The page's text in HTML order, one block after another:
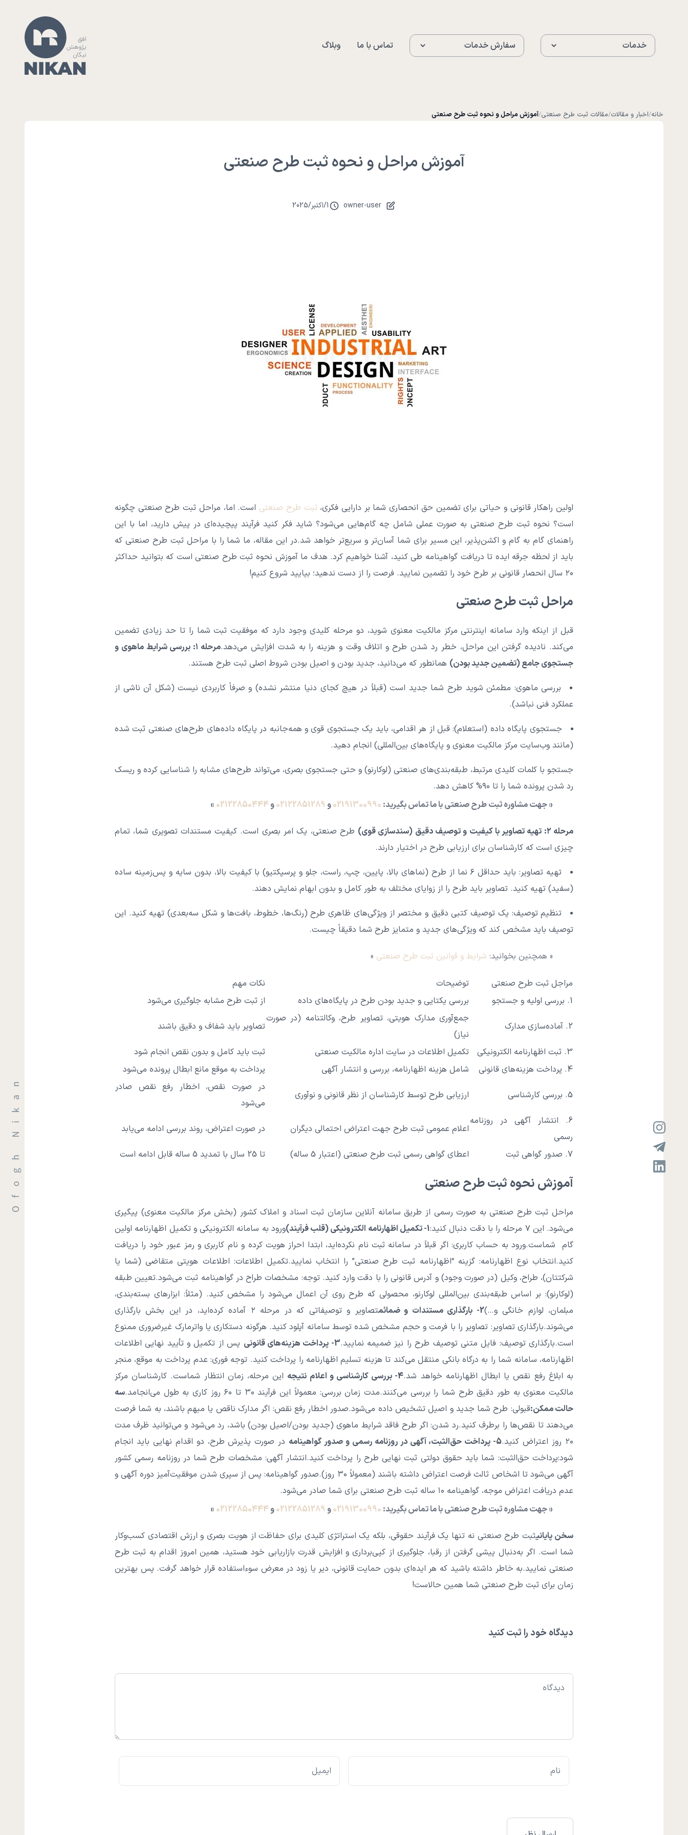
وبلاگ تماس با ما سفارش خدمات خدمات
خانه/اخبار و مقالات/مقالات ثبت طرح صنعتی/آموزش مراحل و نحوه ثبت طرح صنعتی
آموزش مراحل و نحوه ثبت طرح صنعتی
owner-user
1
/اکتبر/
2025
اولین راهکار قانونی و حیاتی برای تضمین حق انحصاری شما بر دارایی فکری، ثبت طرح صنعتی است. اما، مراحل ثبت طرح صنعتی چگونه
است؟ نحوه ثبت طرح صنعتی به صورت عملی شامل چه گام‌هایی می‌شود؟ شاید فکر کنید فرآیند پیچیده‌ای در پیش دارید، اما با این
راهنمای گام به گام و اکشن‌پذیر، این مسیر برای شما آسان‌تر و سریع‌تر خواهد شد.در این مقاله، ما شما را با مراحل ثبت طرح صنعتی که
باید از لحظه جرقه ایده تا دریافت گواهینامه طی کنید، آشنا خواهیم کرد. هدف ما آموزش نحوه ثبت طرح صنعتی است که بتوانید حداکثر
۲۰ سال انحصار قانونی بر طرح خود را تضمین نمایید. فرصت را از دست ندهید؛ بیایید شروع کنیم!
مراحل ثبت طرح صنعتی
قبل از اینکه وارد سامانه اینترنتی مرکز مالکیت معنوی شوید، دو مرحله کلیدی وجود دارد که موفقیت ثبت شما را تا حد زیادی تضمین
می‌کند. نادیده گرفتن این مراحل، خطر رد شدن طرح و اتلاف وقت و هزینه را به شدت افزایش می‌دهد.
مرحله ۱: بررسی شرایط ماهوی و
جستجوی جامع (تضمین جدید بودن) همانطور که می‌دانید، جدید بودن و اصیل بودن شروط اصلی ثبت طرح هستند.
بررسی ماهوی: مطمئن شوید طرح شما جدید است (قبلاً در هیچ کجای دنیا منتشر نشده) و صرفاً کاربردی نیست (شکل آن ناشی از
عملکرد فنی نباشد).
جستجوی پایگاه داده (استعلام): قبل از هر اقدامی، باید یک جستجوی قوی و همه‌جانبه در پایگاه داده‌های طرح‌های صنعتی ثبت شده
(مانند وب‌سایت مرکز مالکیت معنوی و پایگاه‌های بین‌المللی) انجام دهید.
جستجو با کلمات کلیدی مرتبط، طبقه‌بندی‌های صنعتی (لوکارنو) و حتی جستجوی بصری، می‌تواند طرح‌های مشابه را شناسایی کرده و ریسک
رد شدن پرونده شما را تا ۹۰% کاهش دهد.
« جهت مشاوره ثبت طرح صنعتی با ما تماس بگیرید: 02191300990و 02122851289و 02122850444
»
مرحله ۲: تهیه تصاویر با کیفیت و توصیف دقیق (سندسازی قوی)
طرح صنعتی، یک امر بصری است. کیفیت مستندات تصویری شما، تمام
چیزی است که کارشناسان برای ارزیابی طرح در اختیار دارند.
تهیه تصاویر: باید حداقل ۶ نما از طرح (نماهای بالا، پایین، چپ، راست، جلو و پرسپکتیو) با کیفیت بالا، بدون سایه و پس‌زمینه ساده
(سفید) تهیه کنید. تصاویر باید طرح را از زوایای مختلف به طور کامل و بدون ابهام نمایش دهند.
تنظیم توصیف: یک توصیف کتبی دقیق و مختصر از ویژگی‌های ظاهری طرح (رنگ‌ها، خطوط، بافت‌ها و شکل سه‌بعدی) تهیه کنید. این
توصیف باید مشخص کند که ویژگی‌های جدید و متمایز طرح شما دقیقاً چیست.
« همچنین بخوانید: شرایط و قوانین ثبت طرح صنعتی »
مراجل ثبت طرح صنعتی توضیحات
نکات مهم
1. بررسی اولیه و جستجو
بررسی یکتایی و جدید بودن طرح در پایگاه‌های داده از ثبت طرح مشابه جلوگیری می‌شود
2. آماده‌سازی مدارک
جمع‌آوری مدارک هویتی، تصاویر طرح، وکالتنامه (در صورت
نیاز)
تصاویر باید شفاف و دقیق باشند
3. ثبت اظهارنامه الکترونیکی تکمیل اطلاعات در سایت اداره مالکیت صنعتی
ثبت باید کامل و بدون نقص انجام شود
4. پرداخت هزینه‌های قانونی
شامل هزینه اظهارنامه، بررسی و انتشار آگهی پرداخت به موقع مانع ابطال پرونده می‌شود
5. بررسی کارشناسی ارزیابی طرح توسط کارشناسان از نظر قانونی و نوآوری
در صورت نقص، اخطار رفع نقص صادر
می‌شود
6. انتشار آگهی در روزنامه
رسمی
اعلام عمومی ثبت طرح جهت اعتراض احتمالی دیگران در صورت اعتراض، روند بررسی ادامه می‌یابد
7. صدور گواهی ثبت اعطای گواهی رسمی ثبت طرح صنعتی (اعتبار 5 ساله) تا 25 سال با تمدید 5 ساله قابل ادامه است
آموزش نحوه ثبت طرح صنعتی
مراحل ثبت طرح صنعتی به صورت رسمی از طریق سامانه آنلاین سازمان ثبت اسناد و املاک کشور (بخش مرکز مالکیت معنوی) پیگیری
می‌شود. این ۷ مرحله را با دقت دنبال کنید:
1- تکمیل اظهارنامه الکترونیکی (قلب فرآیند)
ورود به سامانه الکترونیکی و تکمیل اظهارنامه اولین
گام شماست.ورود به حساب کاربری: اگر قبلاً در سامانه ثبت نام نکرده‌اید، ابتدا احراز هویت کرده و نام کاربری و رمز عبور خود را دریافت
کنید.انتخاب نوع اظهارنامه: گزینه “اظهارنامه ثبت طرح صنعتی” را انتخاب نمایید.تکمیل اطلاعات: اطلاعات هویتی متقاضی (شما یا
شرکتتان)، طراح، وکیل (در صورت وجود) و آدرس قانونی را با دقت وارد کنید. توجه: مشخصات طراح در گواهینامه ثبت می‌شود.تعیین طبقه
(لوکارنو): بر اساس طبقه‌بندی بین‌المللی لوکارنو، محصولی که طرح روی آن اعمال می‌شود را مشخص کنید. (مثلاً: ابزارهای بسته‌بندی،
مبلمان، لوازم خانگی و…)2- بارگذاری مستندات و ضمائم
تصاویر و توصیفاتی که در مرحله ۲ آماده کرده‌اید، در این بخش بارگذاری
می‌شوند.بارگذاری تصاویر: تصاویر را با فرمت و حجم مشخص شده توسط سامانه آپلود کنید. هرگونه دستکاری یا واترمارک غیرضروری ممنوع
است.بارگذاری توصیف: فایل متنی توصیف طرح را نیز ضمیمه نمایید.3- پرداخت هزینه‌های قانونی
پس از تکمیل و تأیید نهایی اطلاعات
اظهارنامه، سامانه شما را به درگاه بانکی منتقل می‌کند تا هزینه تسلیم اظهارنامه را پرداخت کنید. توجه فوری: عدم پرداخت به موقع، منجر
به ابلاغ رفع نقص یا ابطال اظهارنامه خواهد شد.4- بررسی کارشناسی و اعلام نتیجه
این مرحله، زمان انتظار شماست. کارشناسان مرکز
مالکیت معنوی به طور دقیق طرح شما را بررسی می‌کنند.مدت زمان بررسی: معمولاً این فرآیند ۳۰ تا ۶۰ روز کاری به طول می‌انجامد.
سه
حالت ممکن:قبولی: طرح شما جدید و اصیل تشخیص داده می‌شود.صدور اخطار رفع نقص: اگر مدارک ناقص یا مبهم باشند، به شما فرصت
می‌دهند تا نقص‌ها را برطرف کنید.رد شدن: اگر طرح فاقد شرایط ماهوی (جدید بودن/اصیل بودن) باشد، رد می‌شود و می‌توانید ظرف مدت
۲۰ روز اعتراض کنید.
5- پرداخت حق‌الثبت، آگهی در روزنامه رسمی و صدور گواهینامه
در صورت پذیرش طرح، دو اقدام نهایی باید انجام
شود:پرداخت حق‌الثبت: شما باید حقوق دولتی ثبت نهایی طرح را پرداخت کنید.انتشار آگهی: مشخصات طرح شما در روزنامه رسمی کشور
آگهی می‌شود تا اشخاص ثالث فرصت اعتراض داشته باشند (معمولاً ۳۰ روز).صدور گواهینامه: پس از سپری شدن موفقیت‌آمیز دوره آگهی و
عدم دریافت اعتراض موجه، گواهینامه ۱۰ ساله ثبت طرح صنعتی برای شما صادر می‌شود.
« جهت مشاوره ثبت طرح صنعتی با ما تماس بگیرید: 02191300990و 02122851289و 02122850444
»
سخن پایانیثبت طرح صنعتی نه تنها یک فرآیند حقوقی، بلکه یک استراتژی کلیدی برای حفاظت از هویت بصری و ارزش اقتصادی کسب‌وکار
شما است. اگر به‌دنبال پیشی گرفتن از رقبا، جلوگیری از کپی‌برداری و افزایش قدرت بازاریابی خود هستید، همین امروز اقدام به ثبت طرح
صنعتی نمایید.به خاطر داشته باشید که هر ایده‌ای بدون حمایت قانونی، دیر یا زود در معرض سوءاستفاده قرار خواهد گرفت. پس بهترین
زمان برای ثبت طرح صنعتی شما همین حالاست!
دیدگاه خود را ثبت کنید